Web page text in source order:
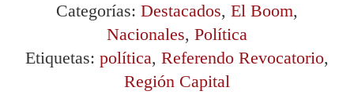
Categorías: Destacados, El Boom,
Nacionales, Política
Etiquetas: política, Referendo Revocatorio,
Región Capital